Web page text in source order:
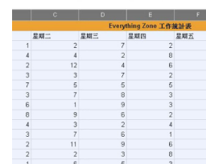
教學評測
EduTech
IT Times
生成式AI與雲端應用
Enterprise Digital Transformation